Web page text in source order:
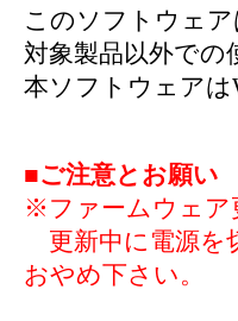
このソフトウェ
対象製品以外で
本ソフトウェアは
■ご注意とお願い
※ファームウェア
更新中に電源を
おやめ下さい。